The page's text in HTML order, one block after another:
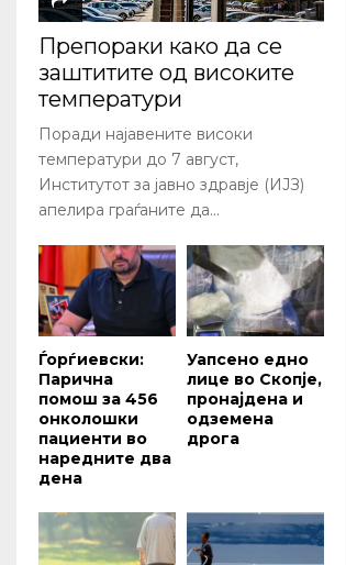
Препораки како да се
заштитите од високите
температури
Поради најавените високи
температури до 7 август,
Институтот за јавно здравје (ИЈЗ)
апелира граѓаните да...
Ѓорѓиевски:
Парична
помош за 456
онколошки
пациенти во
наредните два
дена
Уапсено едно
лице во Скопје,
пронајдена и
одземена
дрога